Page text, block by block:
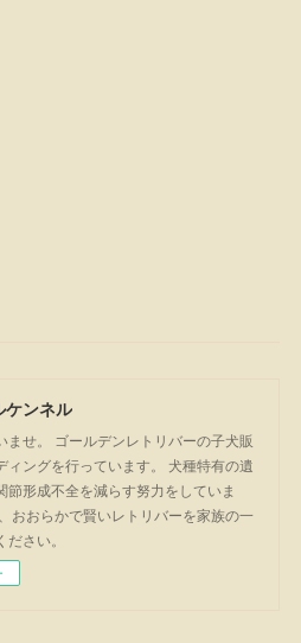
ケンネル
ませ。 ゴールデンレトリバーの子犬販
ィングを行っています。 犬種特有の遺
節形成不全を減らす努力をしていま
おおらかで賢いレトリバーを家族の一
さい。